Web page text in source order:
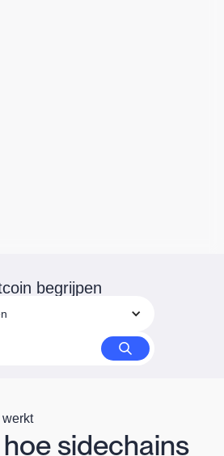
begrijpen
werkt
sidechains